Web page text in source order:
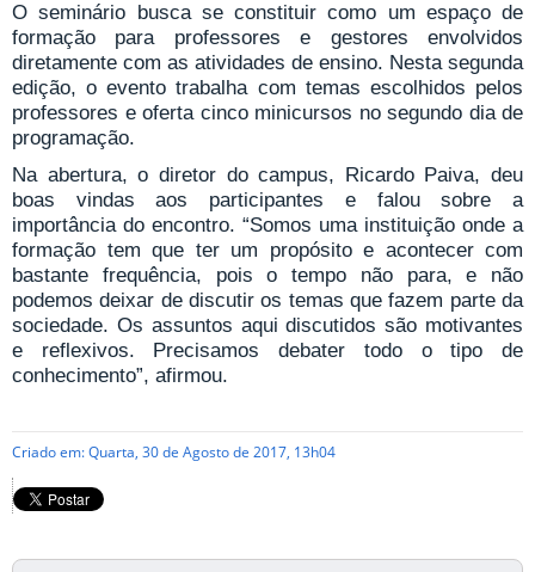
O seminário busca se constituir como um espaço de
formação para professores e gestores envolvidos
diretamente com as atividades de ensino. Nesta segunda
edição, o evento trabalha com temas escolhidos pelos
professores e oferta cinco minicursos no segundo dia de
programação.
Na abertura, o diretor do campus, Ricardo Paiva, deu
boas vindas aos participantes e falou sobre a
importância do encontro. “Somos uma instituição onde a
formação tem que ter um propósito e acontecer com
bastante frequência, pois o tempo não para, e não
podemos deixar de discutir os temas que fazem parte da
sociedade. Os assuntos aqui discutidos são motivantes
e reflexivos. Precisamos debater todo o tipo de
conhecimento”, afirmou.
Criado em: Quarta, 30 de Agosto de 2017, 13h04